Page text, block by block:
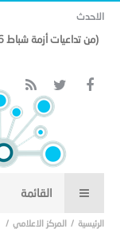
الاحدث
المركز الاعلامي